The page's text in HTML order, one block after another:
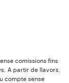
comissions fins
A partir de llavors,
compte sense